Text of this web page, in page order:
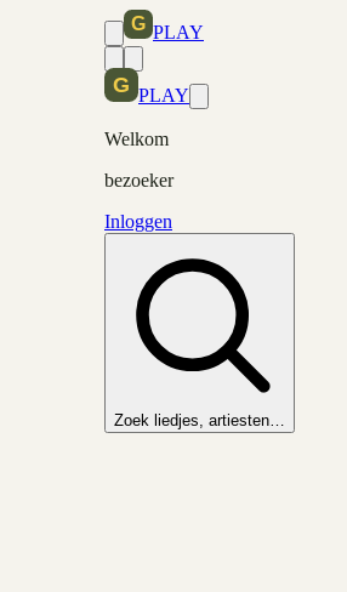
PLAY
PLAY
Welkom
bezoeker
Inloggen
Zoek liedjes, artiesten…